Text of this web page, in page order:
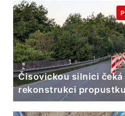
Čisovickou silnici
rekonstrukci propustku